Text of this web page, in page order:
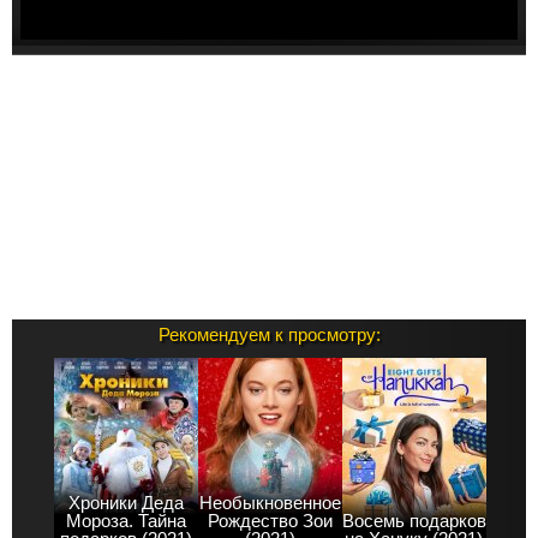
Рекомендуем к просмотру:
Хроники Деда
Мороза. Тайна
Необыкновенное
Рождество Зои Восемь подарков